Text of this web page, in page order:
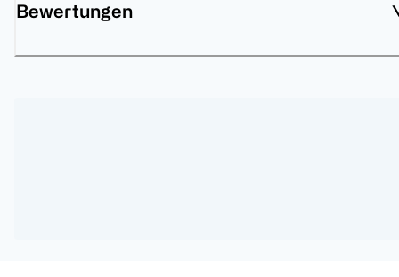
Bewertungen